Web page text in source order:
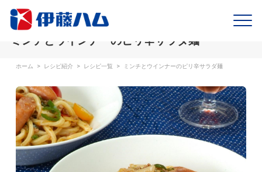
ミンチとウインナーのピリ辛サラダ麺
ホーム > レシピ紹介 > レシピ一覧 > ミンチとウインナーのピリ辛サラダ麺